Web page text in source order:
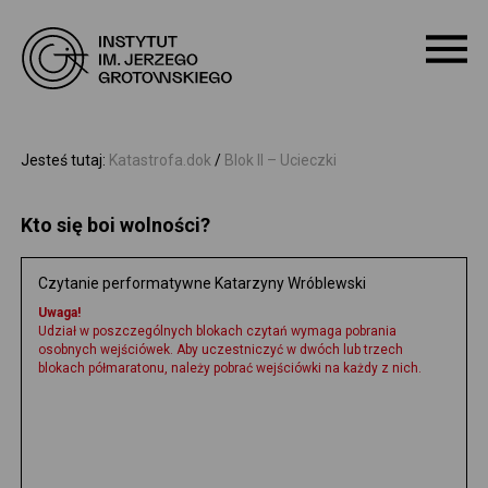
O NAS
PROGRAM
WARSZTATY
PROJEKTY
Jesteś tutaj: Katastrofa.dok / Blok II – Ucieczki
Kto się boi wolności?
Czytanie performatywne Katarzyny Wróblewski
Uwaga!
Udział w poszczególnych blokach czytań wymaga pobrania
osobnych wejściówek. Aby uczestniczyć w dwóch lub trzech
blokach półmaratonu, należy pobrać wejściówki na każdy z nich.